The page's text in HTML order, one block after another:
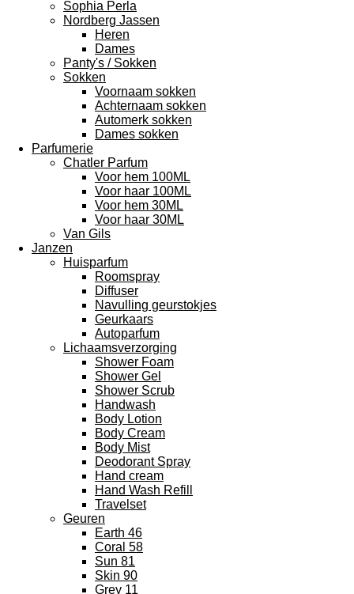
Sophia Perla
Nordberg Jassen
Heren
Dames
Panty's / Sokken
Sokken
Voornaam sokken
Achternaam sokken
Automerk sokken
Dames sokken
Parfumerie
Chatler Parfum
Voor hem 100ML
Voor haar 100ML
Voor hem 30ML
Voor haar 30ML
Van Gils
Janzen
Huisparfum
Roomspray
Diffuser
Navulling geurstokjes
Geurkaars
Autoparfum
Lichaamsverzorging
Shower Foam
Shower Gel
Shower Scrub
Handwash
Body Lotion
Body Cream
Body Mist
Deodorant Spray
Hand cream
Hand Wash Refill
Travelset
Geuren
Earth 46
Coral 58
Sun 81
Skin 90
Grey 11